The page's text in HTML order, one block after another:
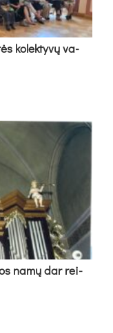
ko­lek­ty­vų va­
na­mų dar rei­